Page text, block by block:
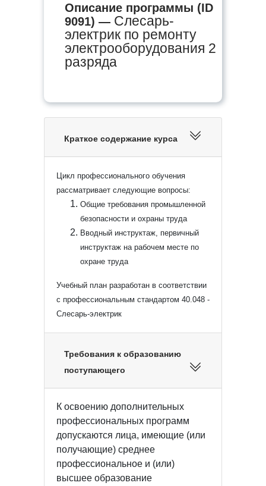
Описание программы (ID
9091) — Слесарь-
электрик по ремонту
электрооборудования 2
разряда
Краткое содержание курса
Цикл профессионального обучения
рассматривает следующие вопросы:
Общие требования промышленной
безопасности и охраны труда
Вводный инструктаж, первичный
инструктаж на рабочем месте по
охране труда
Учебный план разработан в соответствии
с профессиональным стандартом 40.048 -
Слесарь-электрик
Требования к образованию
поступающего
К освоению дополнительных
профессиональных программ
допускаются лица, имеющие (или
получающие) среднее
профессиональное и (или)
высшее образование